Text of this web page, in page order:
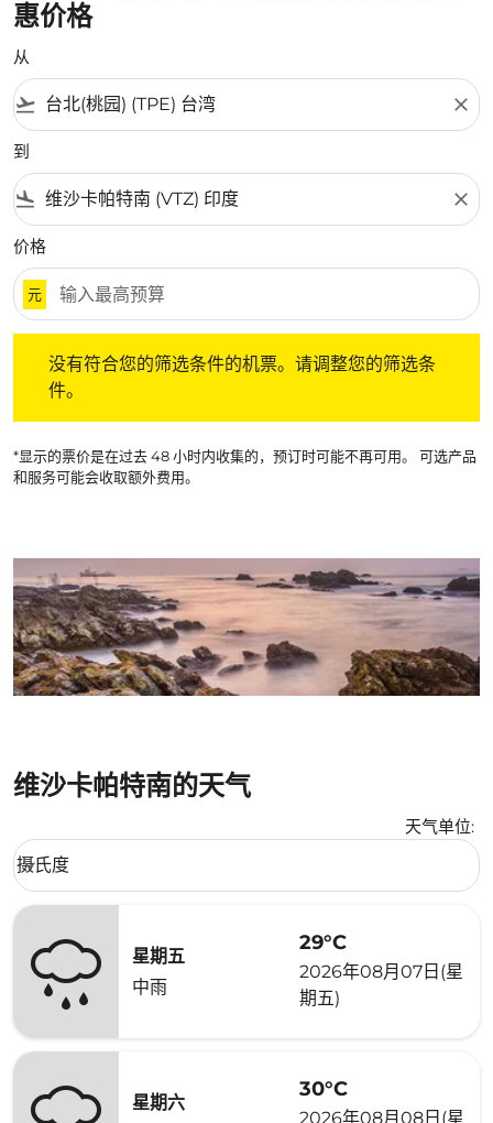
惠价格
从
flight_takeoff close
到
flight_land close
价格
元
没有符合您的筛选条件的机票。请调整您的筛选条
件。
*显示的票价是在过去 48 小时内收集的，预订时可能不再可用。 可选产品
和服务可能会收取额外费用。
维沙卡帕特南的天气
天气单位:
Weather unit option 摄氏度 Selected
摄氏度
keyboard_arrow_down
星期五
中雨
29°C
2026年08月07日(星
期五)
星期六
30°C
2026年08月08日(星